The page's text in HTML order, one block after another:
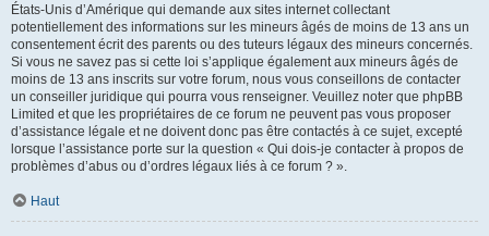
États-Unis d’Amérique qui demande aux sites internet collectant
potentiellement des informations sur les mineurs âgés de moins de 13 ans un
consentement écrit des parents ou des tuteurs légaux des mineurs concernés.
Si vous ne savez pas si cette loi s’applique également aux mineurs âgés de
moins de 13 ans inscrits sur votre forum, nous vous conseillons de contacter
un conseiller juridique qui pourra vous renseigner. Veuillez noter que phpBB
Limited et que les propriétaires de ce forum ne peuvent pas vous proposer
d’assistance légale et ne doivent donc pas être contactés à ce sujet, excepté
lorsque l’assistance porte sur la question « Qui dois-je contacter à propos de
problèmes d’abus ou d’ordres légaux liés à ce forum ? ».
Haut